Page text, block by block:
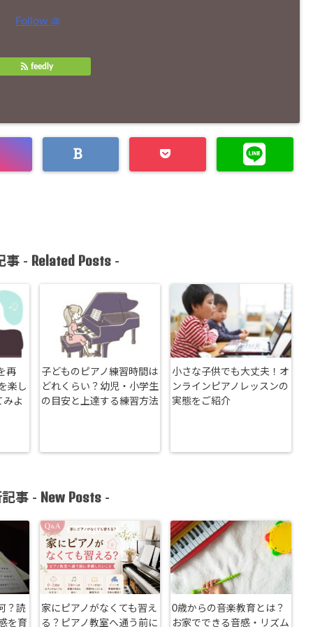
Follow @
feedly
事 - Related Posts-
再
楽し
みよ
子どものピアノ練習時間は
どれくらい？幼児・小学生
の目安と上達する練習方法
小さな子供でも大丈夫！オ
ンラインピアノレッスンの
実態をご紹介
事 - New Posts -
？読
を育
家にピアノがなくても習え
る？ピアノ教室へ通う前に
0歳からの音楽教育とは？
お家でできる音感・リズム